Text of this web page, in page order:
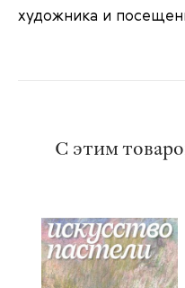
художника и
С этим